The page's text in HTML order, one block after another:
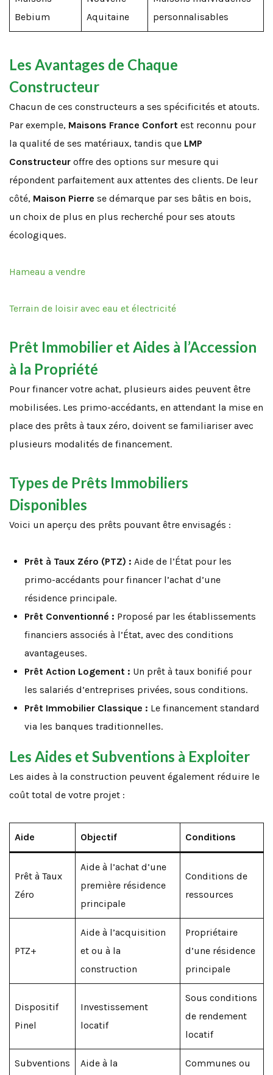
Bebium
Aquitaine
personnalisables
Les Avantages de Chaque
Constructeur
Chacun de ces constructeurs a ses spécificités et atouts.
Par exemple, Maisons France Confort est reconnu pour
la qualité de ses matériaux, tandis que LMP
Constructeur offre des options sur mesure qui
répondent parfaitement aux attentes des clients. De leur
côté, Maison Pierre se démarque par ses bâtis en bois,
un choix de plus en plus recherché pour ses atouts
écologiques.
Hameau a vendre
Terrain de loisir avec eau et électricité
Prêt Immobilier et Aides à l’Accession
à la Propriété
Pour financer votre achat, plusieurs aides peuvent être
mobilisées. Les primo-accédants, en attendant la mise en
place des prêts à taux zéro, doivent se familiariser avec
plusieurs modalités de financement.
Types de Prêts Immobiliers
Disponibles
Voici un aperçu des prêts pouvant être envisagés :
Prêt à Taux Zéro (PTZ) : Aide de l’État pour les
primo-accédants pour financer l’achat d’une
résidence principale.
Prêt Conventionné : Proposé par les établissements
financiers associés à l’État, avec des conditions
avantageuses.
Prêt Action Logement : Un prêt à taux bonifié pour
les salariés d’entreprises privées, sous conditions.
Prêt Immobilier Classique : Le financement standard
via les banques traditionnelles.
Les Aides et Subventions à Exploiter
Les aides à la construction peuvent également réduire le
coût total de votre projet :
Aide Objectif Conditions
Prêt à Taux
Zéro
Aide à l’achat d’une
première résidence
principale
Conditions de
ressources
PTZ+
Aide à l’acquisition
et ou à la
construction
Propriétaire
d’une résidence
principale
Dispositif
Pinel
Investissement
locatif
Sous conditions
de rendement
locatif
Subventions
Aide à la
Communes ou